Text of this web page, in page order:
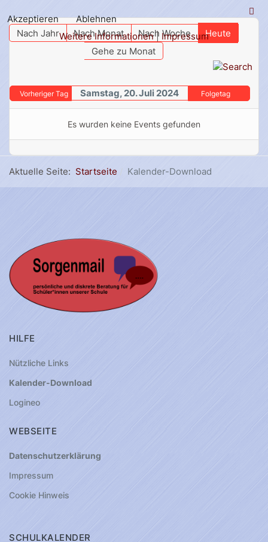
Nach Jahr Nach Monat Nach Woche
Heute
Gehe zu Monat
Vorheriger Tag Samstag, 20. Juli 2024 Folgetag
Es wurden keine Events gefunden
Aktuelle Seite: Startseite Kalender-Download
HILFE
Nützliche Links
Kalender-Download
Logineo
WEBSEITE
Datenschutzerklärung
Impressum
Cookie Hinweis
SCHULKALENDER
Akzeptieren
Ablehnen
Weitere Informationen| Impressum